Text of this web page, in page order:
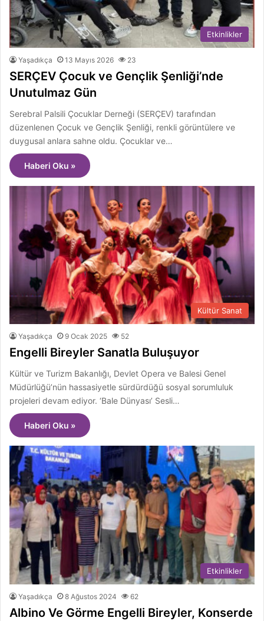
Etkinlikler
Yaşadıkça 13 Mayıs 2026 23
SERÇEV Çocuk ve Gençlik Şenliği’nde
Unutulmaz Gün
Serebral Palsili Çocuklar Derneği (SERÇEV) tarafından
düzenlenen Çocuk ve Gençlik Şenliği, renkli görüntülere ve
duygusal anlara sahne oldu. Çocuklar ve…
Haberi Oku »
Kültür Sanat
Yaşadıkça 9 Ocak 2025 52
Engelli Bireyler Sanatla Buluşuyor
Kültür ve Turizm Bakanlığı, Devlet Opera ve Balesi Genel
Müdürlüğü’nün hassasiyetle sürdürdüğü sosyal sorumluluk
projeleri devam ediyor. ‘Bale Dünyası’ Sesli…
Haberi Oku »
Etkinlikler
Yaşadıkça 8 Ağustos 2024 62
Albino Ve Görme Engelli Bireyler, Konserde